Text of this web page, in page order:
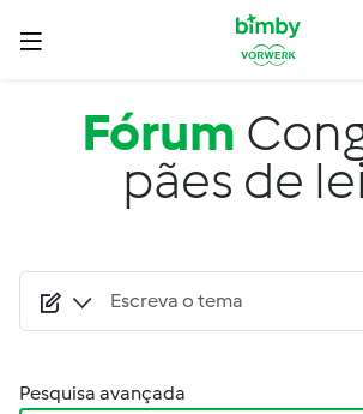
Passar para o conteúdo principal
Fórum
pães de
Pesquisa avançada